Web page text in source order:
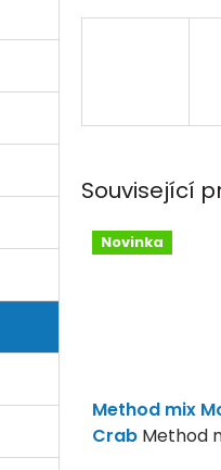
Související
Novinka
Method mix
Crab Method